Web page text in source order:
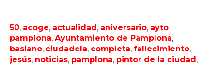
50, acoge, actualidad, aniversario, ayto
pamplona, Ayuntamiento de Pamplona,
basiano, ciudadela, completa, fallecimiento,
jesús, noticias, pamplona, pintor de la ciudad,